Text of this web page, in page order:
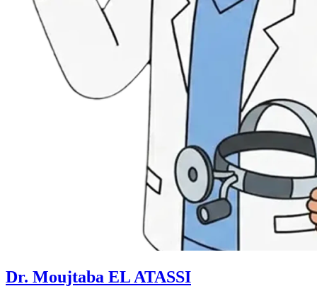
Dr. Moujtaba EL ATASSI